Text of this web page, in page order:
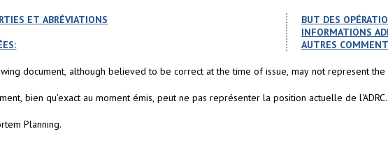
v
e
b
ET ABRÉVIATIONS
BUT DES
INFORMATIONS
AUTRES
document, although believed to be correct at the time of issue, may not represent the
bien qu'exact au moment émis, peut ne pas représenter la position actuelle de l'ADRC.
Planning.